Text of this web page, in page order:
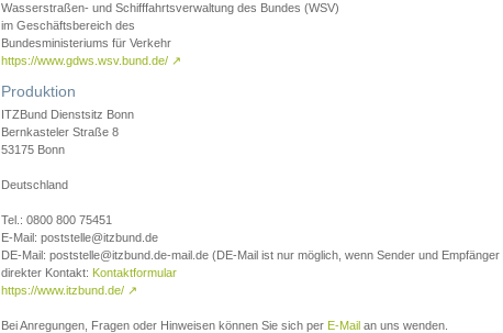
Wasserstraßen- und Schifffahrtsverwaltung des Bundes (WSV)
im Geschäftsbereich des
Bundesministeriums für Verkehr
https://www.gdws.wsv.bund.de/ ↗
Produktion
ITZBund Dienstsitz Bonn
Bernkasteler Straße 8
53175 Bonn
Deutschland
Tel.: 0800 800 75451
E-Mail: poststelle@itzbund.de
DE-Mail: poststelle@itzbund.de-mail.de (DE-Mail ist nur möglich, wenn Sender und
direkter Kontakt: Kontaktformular
https://www.itzbund.de/ ↗
Bei Anregungen, Fragen oder Hinweisen können Sie sich per E-Mail an uns wenden.